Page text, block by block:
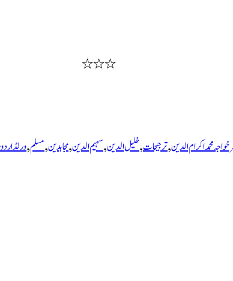
٭٭٭
خواجہ محمد اکرام الدین,ترجیحات,خلیل الدین,سہیم الدین,مجاہدین,مسلم,ورلڈ